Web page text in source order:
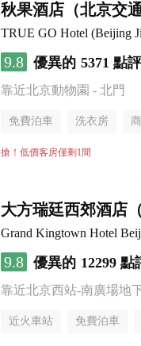
秋果酒店（北京交
TRUE GO Hotel (Beijing
9.8 優異的 5371 點評
靠近北京動物園 - 北門
免費泊車 洗衣房
搶！低價客房僅剩1間
大方瑞廷西郊酒店
Grand Kingtown Hotel
9.8 優異的 12299 點
靠近北京西站-南廣場地
近火車站 免費泊車